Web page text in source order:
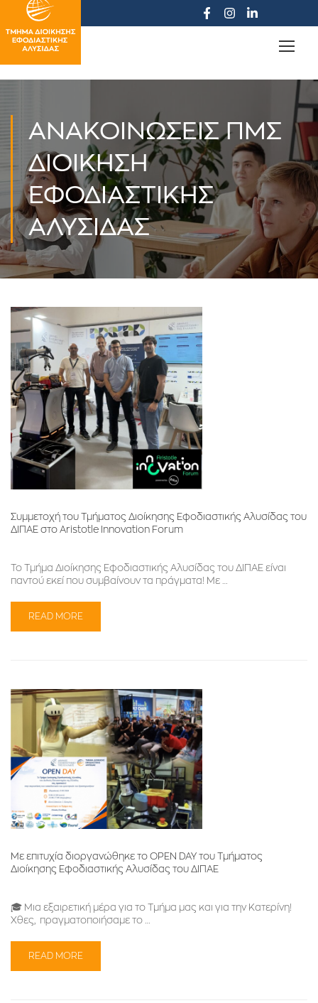
ΑΝΑΚΟΙΝΏΣΕΙΣ ΠΜΣ
ΔΙΟΊΚΗΣΗ
ΕΦΟΔΙΑΣΤΙΚΉΣ
ΑΛΥΣΊΔΑΣ
Συμμετοχή του Τμήματος Διοίκησης Εφοδιαστικής Αλυσίδας του
ΔΙΠΑΕ στο Aristotle Innovation Forum
Το Τμήμα Διοίκησης Εφοδιαστικής Αλυσίδας του ΔΙΠΑΕ είναι
παντού εκεί που συμβαίνουν τα πράγματα! Με …
READ MORE
Με επιτυχία διοργανώθηκε το OPEN DAY του Τμήματος
Διοίκησης Εφοδιαστικής Αλυσίδας του ΔΙΠΑΕ
🎓 Μια εξαιρετική μέρα για το Τμήμα μας και για την Κατερίνη!
Χθες, πραγματοποιήσαμε το …
READ MORE